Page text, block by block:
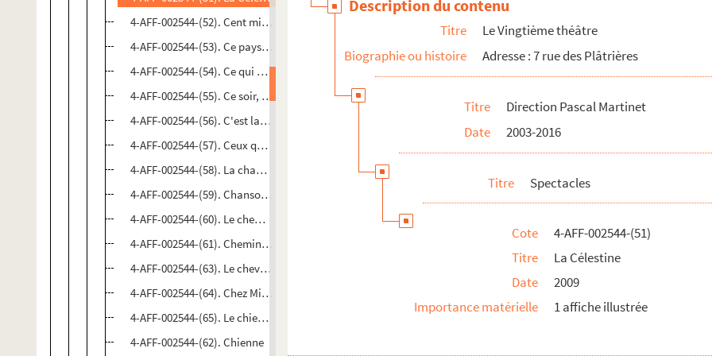
4-AFF-002544-(52). Cent miniatures
4-AFF-002544-(53). Ce pays qui s'appelle Tane
4-AFF-002544-(54). Ce qui arrive et ce qu'on attend
4-AFF-002544-(55). Ce soir, il pleuvra des étoiles
4-AFF-002544-(56). C'est la faute à Le Corbusier
4-AFF-002544-(57). Ceux qui boitent
4-AFF-002544-(58). La chanson de septembre
4-AFF-002544-(59). Chansons d'amour
4-AFF-002544-(60). Le chemin des passes dangereuses
4-AFF-002544-(61). Chemins croisés
4-AFF-002544-(63). Le cheval qui se suicide par le feu ; etc.
4-AFF-002544-(64). Chez Mimi
4-AFF-002544-(65). Le chien du prince
4-AFF-002544-(62). Chienne
Description du contenu
Titre
Le Vingtième théâtre
Biographie ou histoire
Adresse : 7 rue des Plâtrières
Titre
Direction Pascal Martinet
Date
2003-2016
Titre Spectacles
Cote
4-AFF-002544-(51)
Titre
La Célestine
Date
2009
Importance matérielle
1 affiche illustrée